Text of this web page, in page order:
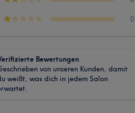
0
Bewertungen
von unseren Kunden, damit
weißt, was dich in jedem Salon